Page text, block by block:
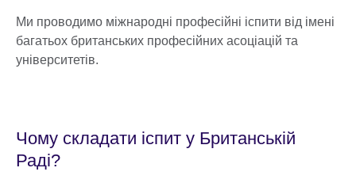
Ми проводимо міжнародні професійні іспити від імені
багатьох британських професійних асоціацій та
університетів.
Чому складати іспит у Британській
Раді?